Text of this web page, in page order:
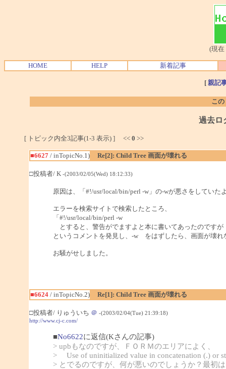
(現在
HOME HELP 新着記事
[ 親記
こ
過去ロ
[ トピック内全3記事(1-3 表示) ] << 0 >>
■6627/ inTopicNo.1) Re[2]: Child Tree 画面が壊れる
□投稿者/ K -(2003/02/05(Wed) 18:12:33)
原因は、「#!/usr/local/bin/perl -w」の-wが悪さをしていた
エラーを検索サイトで検索したところ、
「#!/usr/local/bin/perl -w
とすると、警告がでますよと本に書いてあったのですが
というコメントを発見し、-w をはずしたら、画面が壊れ
お騒がせしました。
■6624/ inTopicNo.2) Re[1]: Child Tree 画面が壊れる
□投稿者/ りゅういち ＠ -(2003/02/04(Tue) 21:39:18)
http://www.cj-c.com/
■No6622に返信(Kさんの記事)
> upbもなのですが、ＦＯＲＭのエリアによく、
> Use of uninitialized value in concatenation (.) or
> とでるのですが、何が悪いのでしょうか？最初